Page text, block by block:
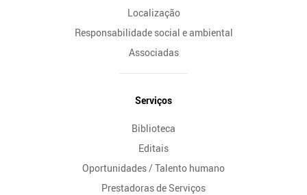
Localização
Responsabilidade social e ambiental
Associadas
Serviços
Biblioteca
Editais
Oportunidades / Talento humano
Prestadoras de Serviços